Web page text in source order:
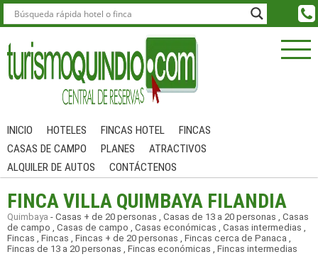
INICIO HOTELES FINCAS HOTEL
FINCAS
CASAS DE CAMPO
PLANES
ATRACTIVOS
ALQUILER DE AUTOS
CONTÁCTENOS
FINCA VILLA QUIMBAYA FILANDIA
Quimbaya - Casas + de 20 personas , Casas de 13 a 20 personas , Casas
de campo , Casas de campo , Casas económicas , Casas intermedias ,
Fincas , Fincas , Fincas + de 20 personas , Fincas cerca de Panaca ,
Fincas de 13 a 20 personas , Fincas económicas , Fincas intermedias